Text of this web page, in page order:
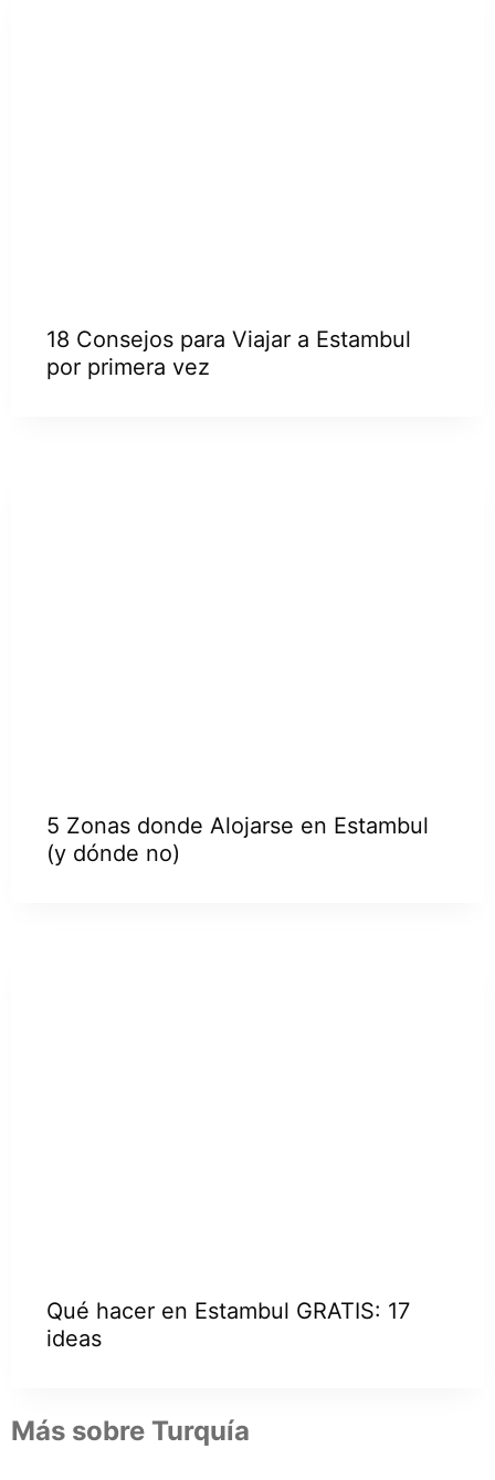
18 Consejos para Viajar a Estambul
por primera vez
5 Zonas donde Alojarse en Estambul
(y dónde no)
Qué hacer en Estambul GRATIS: 17
ideas
Más sobre Turquía